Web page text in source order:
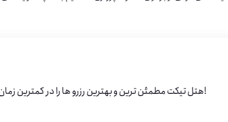
هتل تیکت مطمئن ترین و بهترین رزرو ها را در کمترین زمان و با بهترین قیمت تقدیم شما خواهد کرد!